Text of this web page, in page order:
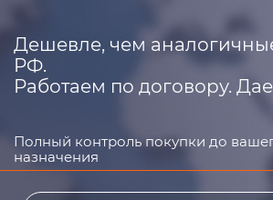
Дешевле, чем
РФ.
Работаем по договору.
Полный контроль покупки до
назначения